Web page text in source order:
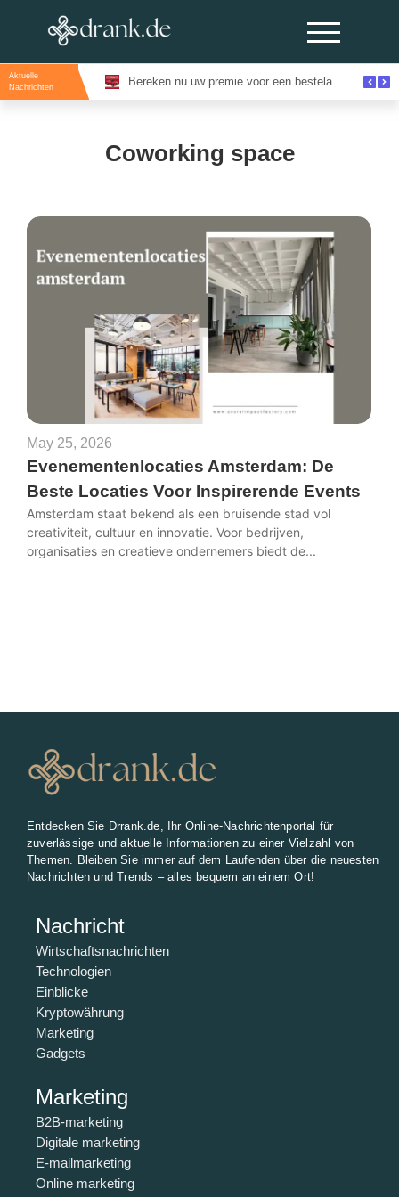
Aktuelle
Nachrichten
Bereken nu uw premie voor een bestelautoverzekering en bespaar direct
Coworking space
May 25, 2026
Evenementenlocaties Amsterdam: De
Beste Locaties Voor Inspirerende Events
Amsterdam staat bekend als een bruisende stad vol
creativiteit, cultuur en innovatie. Voor bedrijven,
organisaties en creatieve ondernemers biedt de...
Entdecken Sie Drrank.de, Ihr Online-Nachrichtenportal für
zuverlässige und aktuelle Informationen zu einer Vielzahl von
Themen. Bleiben Sie immer auf dem Laufenden über die neuesten
Nachrichten und Trends – alles bequem an einem Ort!
Nachricht
Wirtschaftsnachrichten
Technologien
Einblicke
Kryptowährung
Marketing
Gadgets
Marketing
B2B-marketing
Digitale marketing
E-mailmarketing
Online marketing